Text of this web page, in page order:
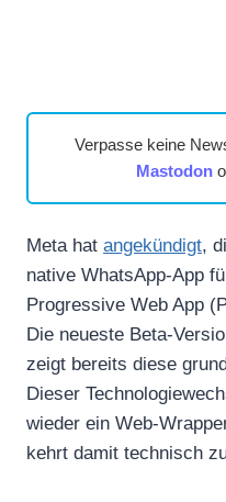
Verpasse keine
Mastodon
Meta hat angekündigt,
native WhatsApp-App
Progressive Web App
Die neueste Beta-
zeigt bereits diese
Dieser
wieder ein Web-
kehrt damit technisch